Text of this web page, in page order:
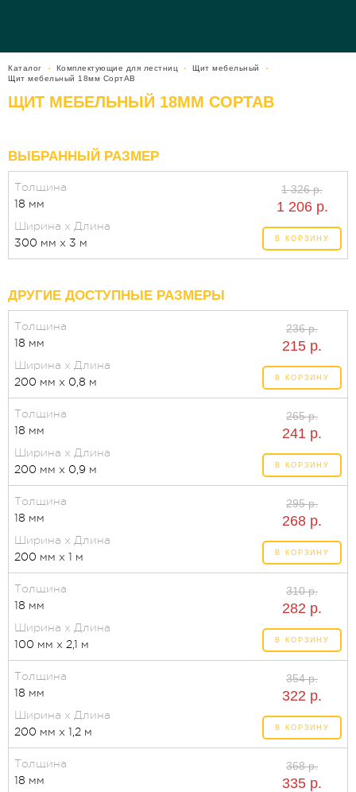
Каталог Комплектующие для лестниц
Щит мебельный
Щит мебельный 18мм СортАВ
ЩИТ МЕБЕЛЬНЫЙ 18ММ СОРТАВ
ВЫБРАННЫЙ РАЗМЕР
Толщина
18 мм
Ширина x Длина
300 мм x 3 м
1 326 р.
1 206 р.
В КОРЗИНУ
ДРУГИЕ ДОСТУПНЫЕ РАЗМЕРЫ
Толщина
18 мм
Ширина x Длина
200 мм x 0,8 м
236 р.
215 р.
В КОРЗИНУ
Толщина
18 мм
Ширина x Длина
200 мм x 0,9 м
265 р.
241 р.
В КОРЗИНУ
Толщина
18 мм
Ширина x Длина
200 мм x 1 м
295 р.
268 р.
В КОРЗИНУ
Толщина
18 мм
Ширина x Длина
100 мм x 2,1 м
310 р.
282 р.
В КОРЗИНУ
Толщина
18 мм
Ширина x Длина
200 мм x 1,2 м
354 р.
322 р.
В КОРЗИНУ
Толщина
18 мм
368 р.
335 р.